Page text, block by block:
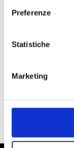
Preferenze
Statistiche
Marketing